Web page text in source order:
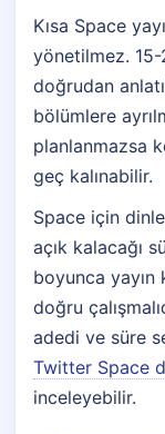
Kısa Space
yönetilmez.
doğrudan
bölümlere
planlanmazsa
geç kalınabilir.
Space için
açık kalacağı
boyunca yayın
doğru
adedi ve süre
Twitter Space
inceleyebilir.